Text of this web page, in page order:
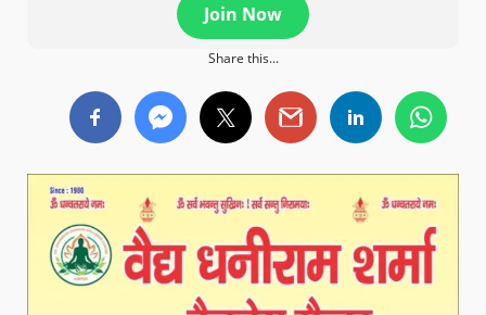
Join Now
Share this...